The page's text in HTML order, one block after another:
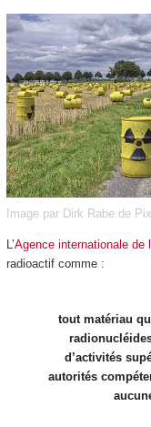
Image par Dirk Rabe de
L’Agence internationale de
radioactif comme :
tout matériau
d’activités
autorités